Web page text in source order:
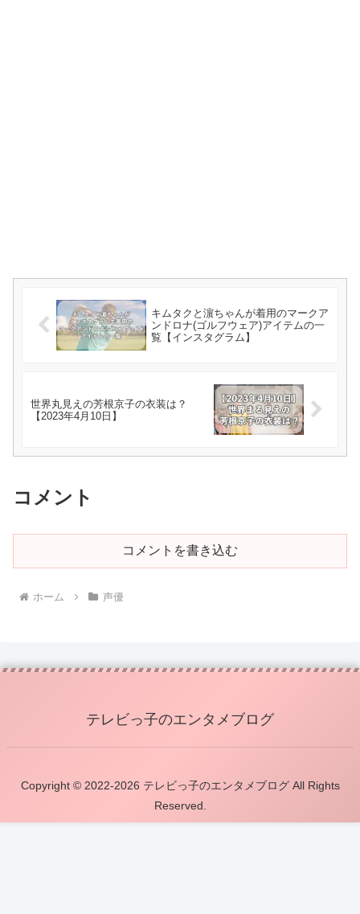
キムタクと濵ちゃんが着用のマークア
ンドロナ(ゴルフウェア)アイテムの一
覧【インスタグラム】
世界丸見えの芳根京子の衣装は？
【2023年4月10日】
コメント
コメントを書き込む
ホーム 声優
テレビっ子のエンタメブログ
Copyright © 2022-2026 テレビっ子のエンタメブログ All Rights
Reserved.